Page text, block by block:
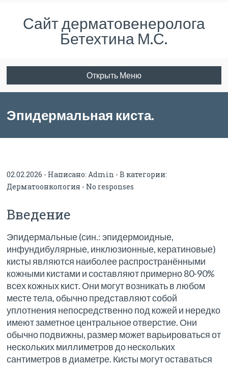
Сайт дерматовенеролога
Бетехтина М.С.
Открыть Меню
Эпидермальная киста.
02.02.2026 - Написано:Admin - В категории:
Дерматоонкология - No responses
Введение
Эпидермальные (син.: эпидермоидные,
инфундибулярные, инклюзионные, кератиновые)
кисты являются наиболее распространёнными
кожными кистами и составляют примерно 80-90%
всех кожных кист. Они могут возникать в любом
месте тела, обычно представляют собой
уплотнения непосредственно под кожей и нередко
имеют заметное центральное отверстие. Они
обычно подвижны, размер может варьироваться от
нескольких миллиметров до нескольких
сантиметров в диаметре. Кисты могут оставаться